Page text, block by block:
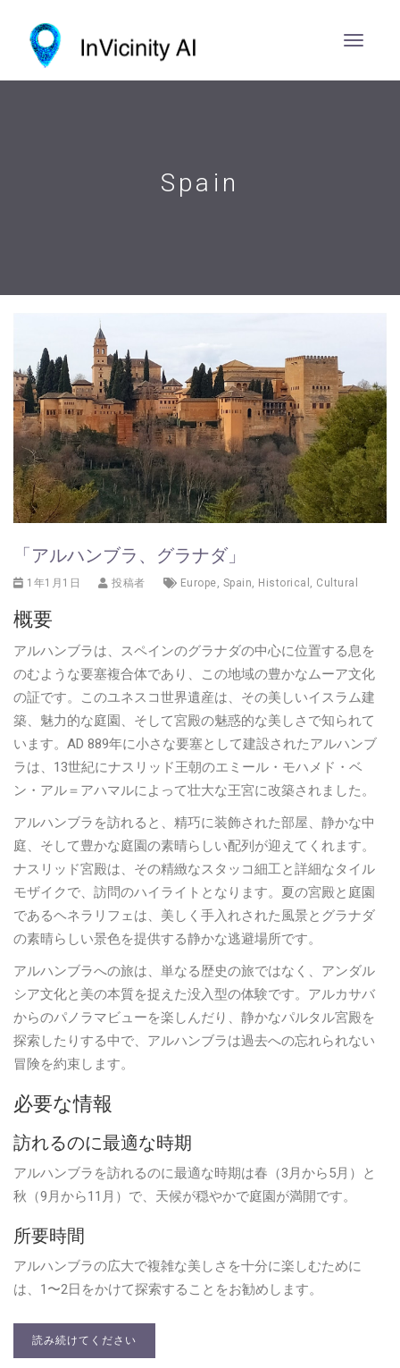
Spain
「アルハンブラ、グラナダ」
1年1月1日 投稿者 Europe Spain Historical Cultural
概要
アルハンブラは、スペインのグラナダの中心に位置する息を
のむような要塞複合体であり、この地域の豊かなムーア文化
の証です。このユネスコ世界遺産は、その美しいイスラム建
築、魅力的な庭園、そして宮殿の魅惑的な美しさで知られて
います。AD 889年に小さな要塞として建設されたアルハンブ
ラは、13世紀にナスリッド王朝のエミール・モハメド・ベ
ン・アル＝アハマルによって壮大な王宮に改築されました。
アルハンブラを訪れると、精巧に装飾された部屋、静かな中
庭、そして豊かな庭園の素晴らしい配列が迎えてくれます。
ナスリッド宮殿は、その精緻なスタッコ細工と詳細なタイル
モザイクで、訪問のハイライトとなります。夏の宮殿と庭園
であるヘネラリフェは、美しく手入れされた風景とグラナダ
の素晴らしい景色を提供する静かな逃避場所です。
アルハンブラへの旅は、単なる歴史の旅ではなく、アンダル
シア文化と美の本質を捉えた没入型の体験です。アルカサバ
からのパノラマビューを楽しんだり、静かなパルタル宮殿を
探索したりする中で、アルハンブラは過去への忘れられない
冒険を約束します。
必要な情報
訪れるのに最適な時期
アルハンブラを訪れるのに最適な時期は春（3月から5月）と
秋（9月から11月）で、天候が穏やかで庭園が満開です。
所要時間
アルハンブラの広大で複雑な美しさを十分に楽しむために
は、1〜2日をかけて探索することをお勧めします。
読み続けてください